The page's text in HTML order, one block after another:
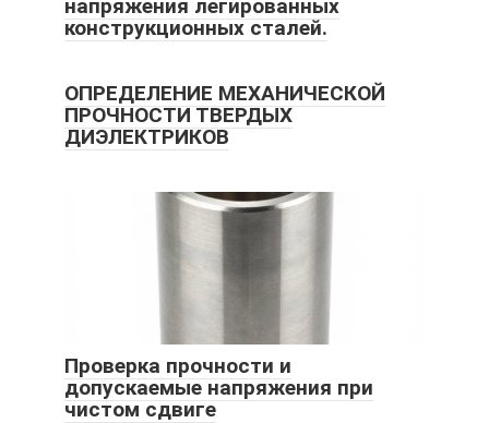
напряжения легированных
конструкционных сталей.
ОПРЕДЕЛЕНИЕ МЕХАНИЧЕСКОЙ
ПРОЧНОСТИ ТВЕРДЫХ
ДИЭЛЕКТРИКОВ
Проверка прочности и
допускаемые напряжения при
чистом сдвиге